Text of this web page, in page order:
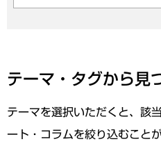
テーマ・タグから見
テーマを選択いただくと、該
ート・コラムを絞り込むことが